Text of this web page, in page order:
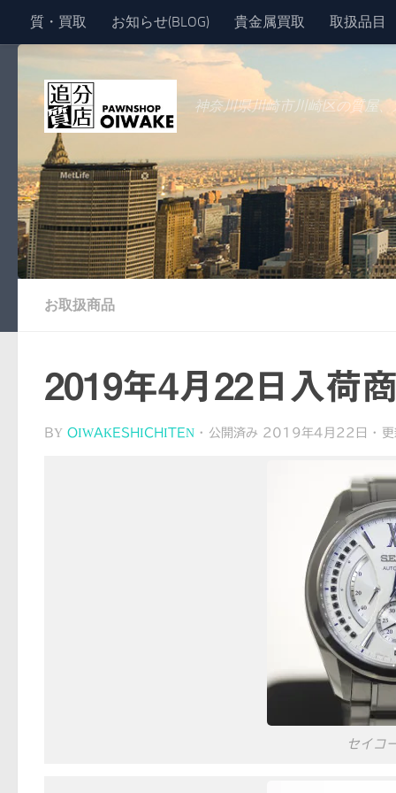
コンテンツへスキップ
質・買取 お知らせ(BLOG) 貴金属買取 取扱品目
神奈川県川崎市川崎区の質屋
お取扱商品
2019年4月22日入荷
BY OIWAKESHICHITEN · 公開済み 2019年4月22日 ·
セイコ